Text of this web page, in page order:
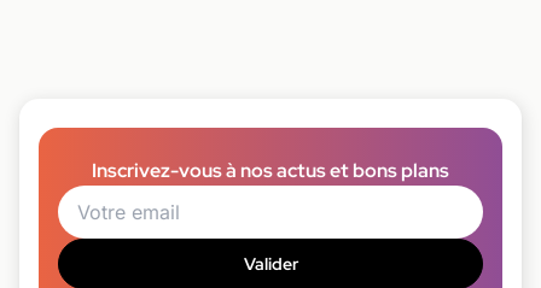
Inscrivez-vous à nos actus et bons plans
Valider